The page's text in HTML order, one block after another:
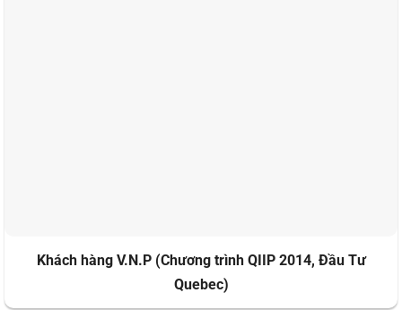
Khách hàng V.N.P (Chương trình QIIP 2014, Đầu Tư
Quebec)